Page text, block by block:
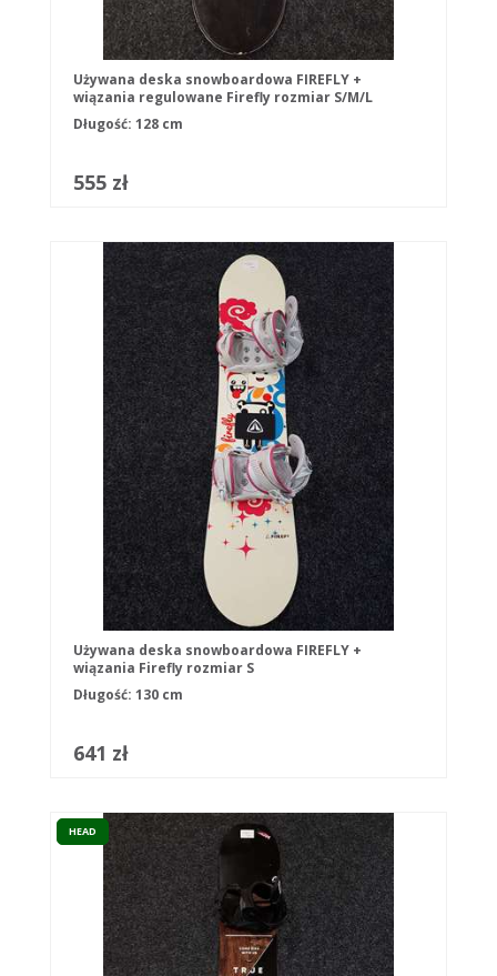
Używana deska snowboardowa FIREFLY +
wiązania regulowane Firefly rozmiar S/M/L
Długość: 128 cm
555 zł
Używana deska snowboardowa FIREFLY +
wiązania Firefly rozmiar S
Długość: 130 cm
641 zł
HEAD